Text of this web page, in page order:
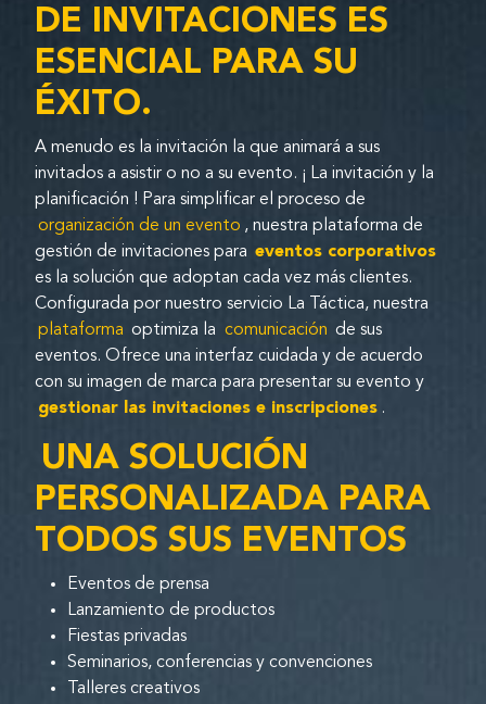
DE INVITACIONES ES
ESENCIAL PARA SU
ÉXITO.
A menudo es la invitación la que animará a sus
invitados a asistir o no a su evento. ¡ La invitación y la
planificación ! Para simplificar el proceso de
organización de un evento , nuestra plataforma de
gestión de invitaciones para eventos corporativos
es la solución que adoptan cada vez más clientes.
Configurada por nuestro servicio La Táctica, nuestra
plataforma optimiza la comunicación de sus
eventos. Ofrece una interfaz cuidada y de acuerdo
con su imagen de marca para presentar su evento y
gestionar las invitaciones e inscripciones .
UNA SOLUCIÓN
PERSONALIZADA PARA
TODOS SUS EVENTOS
Eventos de prensa
Lanzamiento de productos
Fiestas privadas
Seminarios, conferencias y convenciones
Talleres creativos